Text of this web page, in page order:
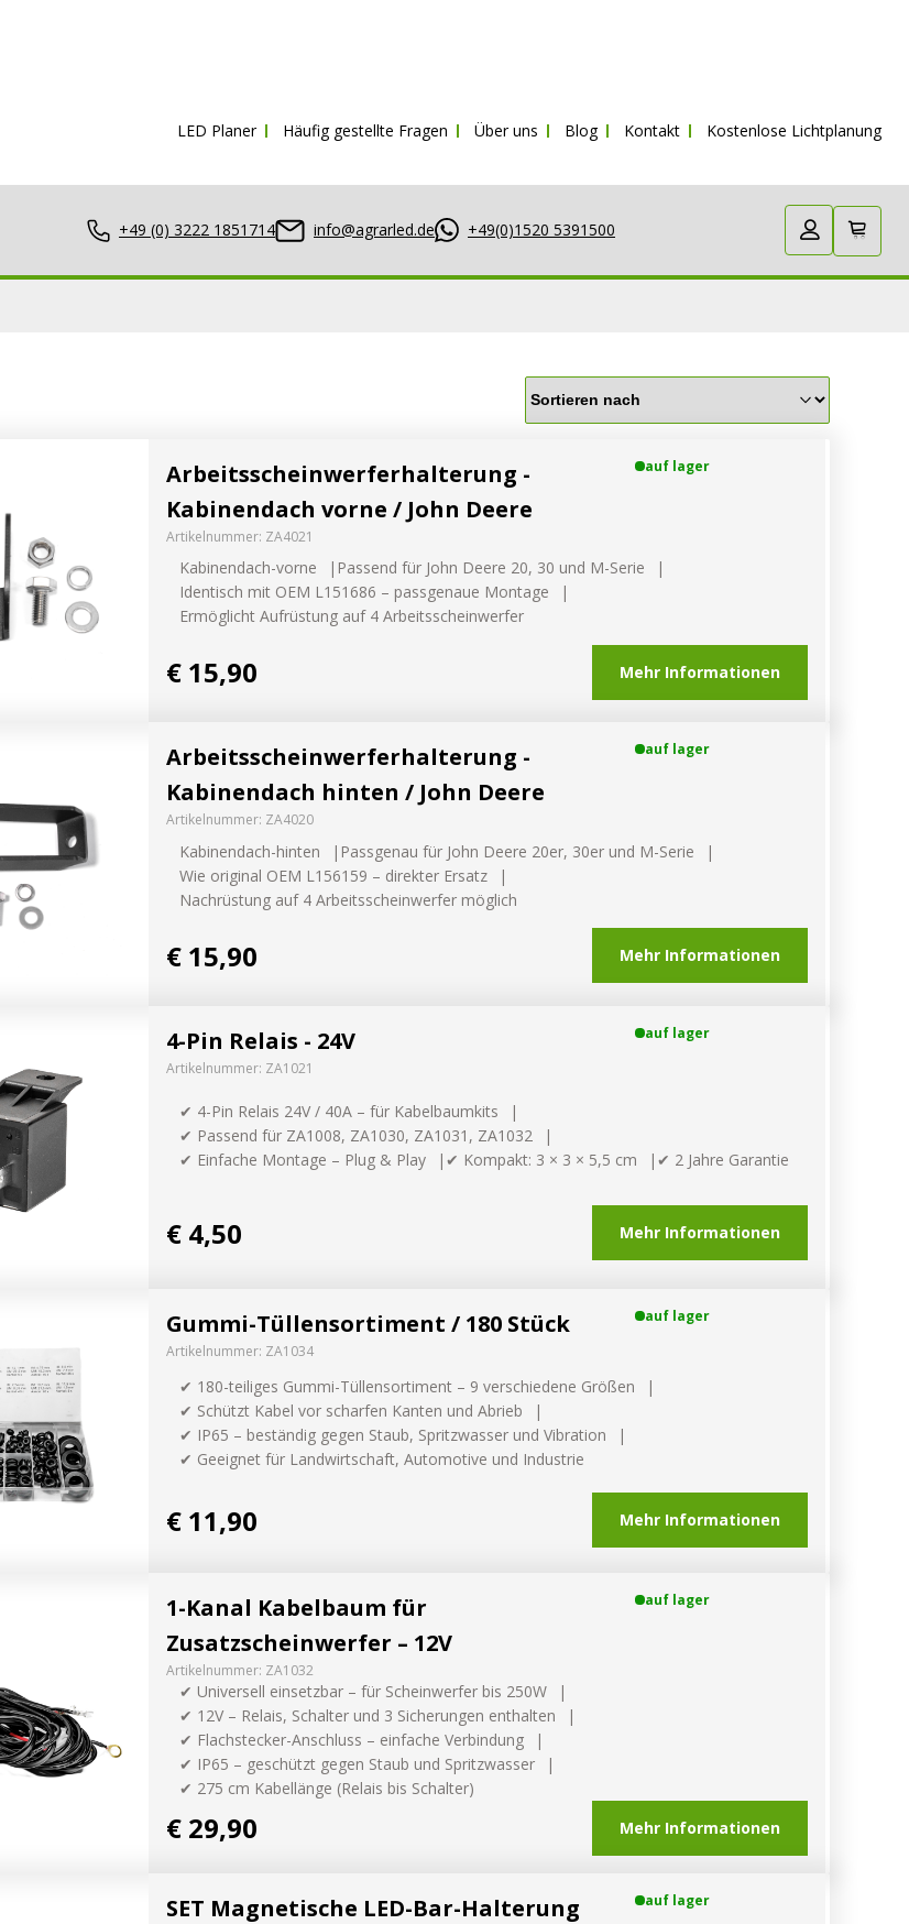
LED Planer Häufig gestellte Fragen Über uns Blog Kontakt Kostenlose Lichtplanung
+49 (0) 3222 1851714 info@agrarled.de +49(0)1520 5391500
LED Planer - wissen, was passt!
AUSPROBIEREN
Arbeitsscheinwerferhalterung -
Kabinendach vorne / John Deere
Artikelnummer: ZA4021
auf lager
Kabinendach-vorne
Passend für John Deere 20, 30 und M-Serie
Identisch mit OEM L151686 – passgenaue Montage
Ermöglicht Aufrüstung auf 4 Arbeitsscheinwerfer
€ 15,90 Mehr Informationen
Arbeitsscheinwerferhalterung -
Kabinendach hinten / John Deere
Artikelnummer: ZA4020
auf lager
Kabinendach-hinten
Passgenau für John Deere 20er, 30er und M-Serie
Wie original OEM L156159 – direkter Ersatz
Nachrüstung auf 4 Arbeitsscheinwerfer möglich
€ 15,90 Mehr Informationen
4-Pin Relais - 24V
Artikelnummer: ZA1021
auf lager
✔ 4-Pin Relais 24V / 40A – für Kabelbaumkits
✔ Passend für ZA1008, ZA1030, ZA1031, ZA1032
✔ Einfache Montage – Plug & Play
✔ Kompakt: 3 × 3 × 5,5 cm ✔ 2 Jahre Garantie
€ 4,50 Mehr Informationen
Gummi-Tüllensortiment / 180 Stück
Artikelnummer: ZA1034
auf lager
✔ 180-teiliges Gummi-Tüllensortiment – 9 verschiedene Größen
✔ Schützt Kabel vor scharfen Kanten und Abrieb
✔ IP65 – beständig gegen Staub, Spritzwasser und Vibration
✔ Geeignet für Landwirtschaft, Automotive und Industrie
€ 11,90 Mehr Informationen
1-Kanal Kabelbaum für
Zusatzscheinwerfer – 12V
Artikelnummer: ZA1032
auf lager
✔ Universell einsetzbar – für Scheinwerfer bis 250W
✔ 12V – Relais, Schalter und 3 Sicherungen enthalten
✔ Flachstecker-Anschluss – einfache Verbindung
✔ IP65 – geschützt gegen Staub und Spritzwasser
✔ 275 cm Kabellänge (Relais bis Schalter)
€ 29,90 Mehr Informationen
SET Magnetische LED-Bar-Halterung auf lager